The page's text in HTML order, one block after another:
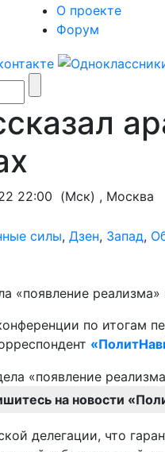
О проекте
Форум
22:00 (Мск) , Москва
силы, Дзен, Запад,
«появление
по итогам
на новости
делегации, что